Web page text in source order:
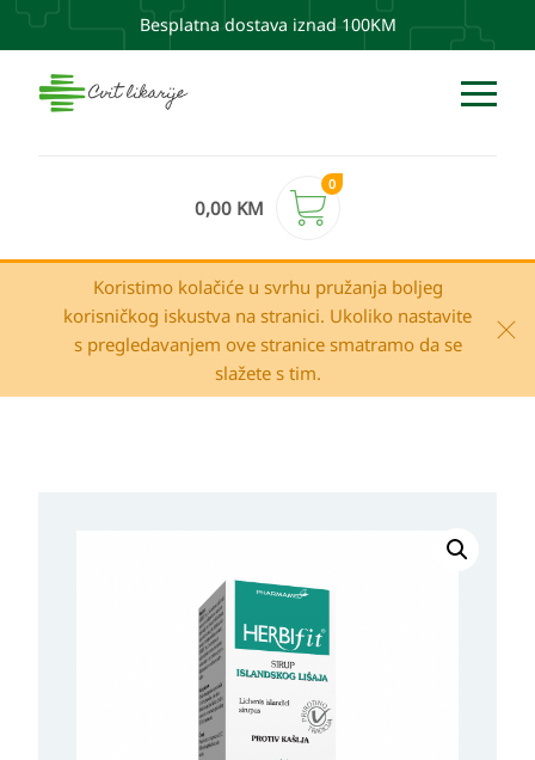
Besplatna dostava iznad 100KM
0,00 KM
0
Koristimo kolačiće u svrhu pružanja boljeg
korisničkog iskustva na stranici. Ukoliko nastavite
s pregledavanjem ove stranice smatramo da se
slažete s tim.